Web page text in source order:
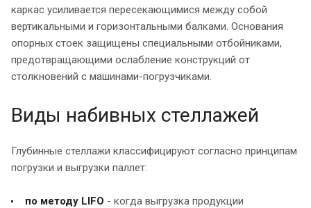
каркас усиливается пересекающимися между собой
вертикальными и горизонтальными балками. Основания
опорных стоек защищены специальными отбойниками,
предотвращающими ослабление конструкций от
столкновений с машинами-погрузчиками.
Виды набивных стеллажей
Глубинные стеллажи классифицируют согласно принципам
погрузки и выгрузки паллет:
по методу LIFO - когда выгрузка продукции